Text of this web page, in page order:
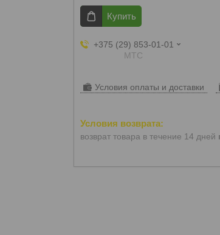
Купить
+375 (29) 853-01-01
МТС
Условия оплаты и доставки
возврат товара в течение 14 дней